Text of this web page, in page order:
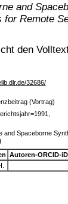
and
for Remote
den
32686/
(Vortrag)
and Spaceborne
Autoren-ORCID-iD